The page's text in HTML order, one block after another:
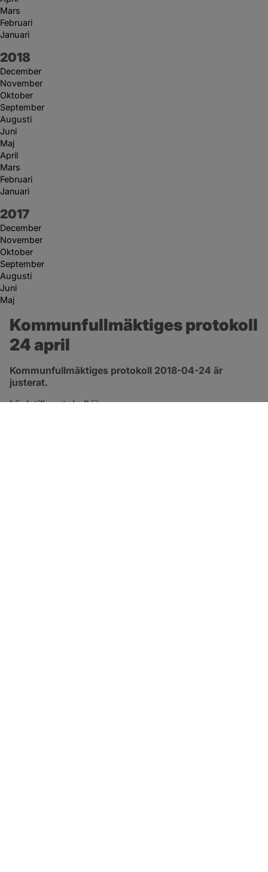
Mars
Februari
Januari
År:
2018
December
November
Oktober
September
Augusti
Juni
Maj
April
Mars
Februari
Januari
År:
2017
December
November
Oktober
September
Augusti
Juni
Maj
Kommunfullmäktiges protokoll
24 april
Kommunfullmäktiges protokoll 2018-04-24 är
justerat.
Länk till protokoll
pdf, 2.9 MB, öppnas i nytt fönster.